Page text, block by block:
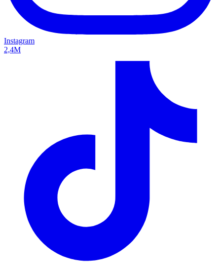
Instagram
2,4M